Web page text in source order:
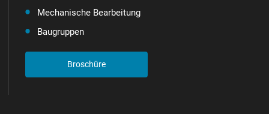
Mechanische Bearbeitung
Baugruppen
Broschüre